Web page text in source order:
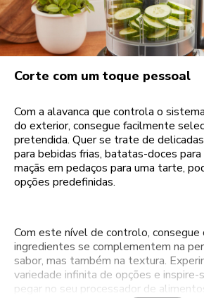
Corte com um toque pessoal
Com a alavanca que controla o
do exterior, consegue facilmente
pretendida. Quer se trate de
para bebidas frias, batatas-doces
maçãs em pedaços para uma tarte,
opções predefinidas.
Com este nível de controlo, consegue
ingredientes se complementem na
sabor, mas também na textura.
variedade infinita de opções e inspire-
pegar no seu processador de